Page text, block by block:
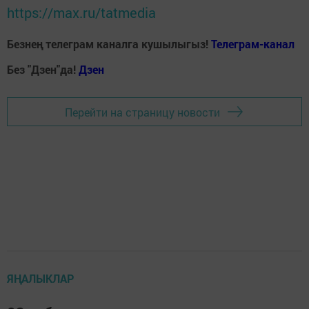
https://max.ru/tatmedia
Безнең телеграм каналга кушылыгыз! Телеграм-канал
Без "Дзен"да! Дзен
Перейти на страницу новости
ЯҢАЛЫКЛАР